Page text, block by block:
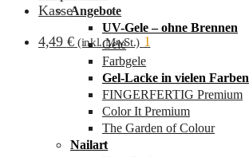
Kasse
4,49 € (inkl. MwSt.) 1
Angebote
UV-Gele – ohne Brennen
Gele
Farbgele
Gel-Lacke in vielen Farben
FINGERFERTIG Premium
Color It Premium
The Garden of Colour
Nailart